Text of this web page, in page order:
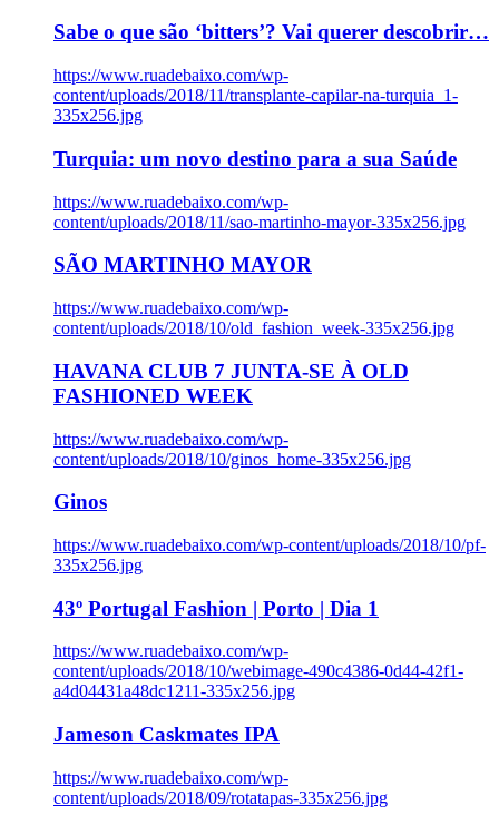
Sabe o que são ‘bitters’? Vai querer descobrir…
https://www.ruadebaixo.com/wp-
content/uploads/2018/11/transplante-capilar-na-turquia_1-
335x256.jpg
Turquia: um novo destino para a sua Saúde
https://www.ruadebaixo.com/wp-
content/uploads/2018/11/sao-martinho-mayor-335x256.jpg
SÃO MARTINHO MAYOR
https://www.ruadebaixo.com/wp-
content/uploads/2018/10/old_fashion_week-335x256.jpg
HAVANA CLUB 7 JUNTA-SE À OLD
FASHIONED WEEK
https://www.ruadebaixo.com/wp-
content/uploads/2018/10/ginos_home-335x256.jpg
Ginos
https://www.ruadebaixo.com/wp-content/uploads/2018/10/pf-
335x256.jpg
43º Portugal Fashion | Porto | Dia 1
https://www.ruadebaixo.com/wp-
content/uploads/2018/10/webimage-490c4386-0d44-42f1-
a4d04431a48dc1211-335x256.jpg
Jameson Caskmates IPA
https://www.ruadebaixo.com/wp-
content/uploads/2018/09/rotatapas-335x256.jpg